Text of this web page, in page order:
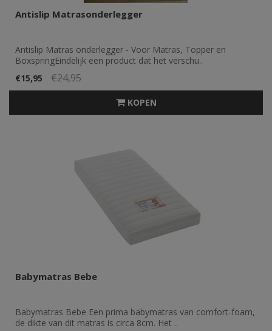
Antislip Matrasonderlegger
Antislip Matras onderlegger - Voor Matras, Topper en
BoxspringEindelijk een product dat het verschu..
€15,95
€24,95
KOPEN
Babymatras Bebe
Babymatras Bebe Een prima babymatras van comfort-foam,
de dikte van dit matras is circa 8cm. Het ..